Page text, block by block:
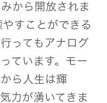
から開放されま
すことができる
ってもアナログ
ています。モー
ら人生は輝
力が湧いてきま